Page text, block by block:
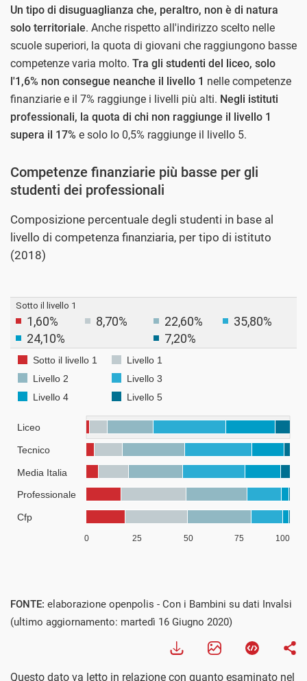
Un tipo di disuguaglianza che, peraltro, non è di natura
solo territoriale. Anche rispetto all'indirizzo scelto nelle
scuole superiori, la quota di giovani che raggiungono basse
competenze varia molto. Tra gli studenti del liceo, solo
l'1,6% non consegue neanche il livello 1 nelle competenze
finanziarie e il 7% raggiunge i livelli più alti. Negli istituti
professionali, la quota di chi non raggiunge il livello 1
supera il 17% e solo lo 0,5% raggiunge il livello 5.
Competenze finanziarie più basse per gli
studenti dei professionali
Composizione percentuale degli studenti in base al
livello di competenza finanziaria, per tipo di istituto
(2018)
FONTE: elaborazione openpolis - Con i Bambini su dati Invalsi
(ultimo aggiornamento: martedì 16 Giugno 2020)
Questo dato va letto in relazione con quanto esaminato nel